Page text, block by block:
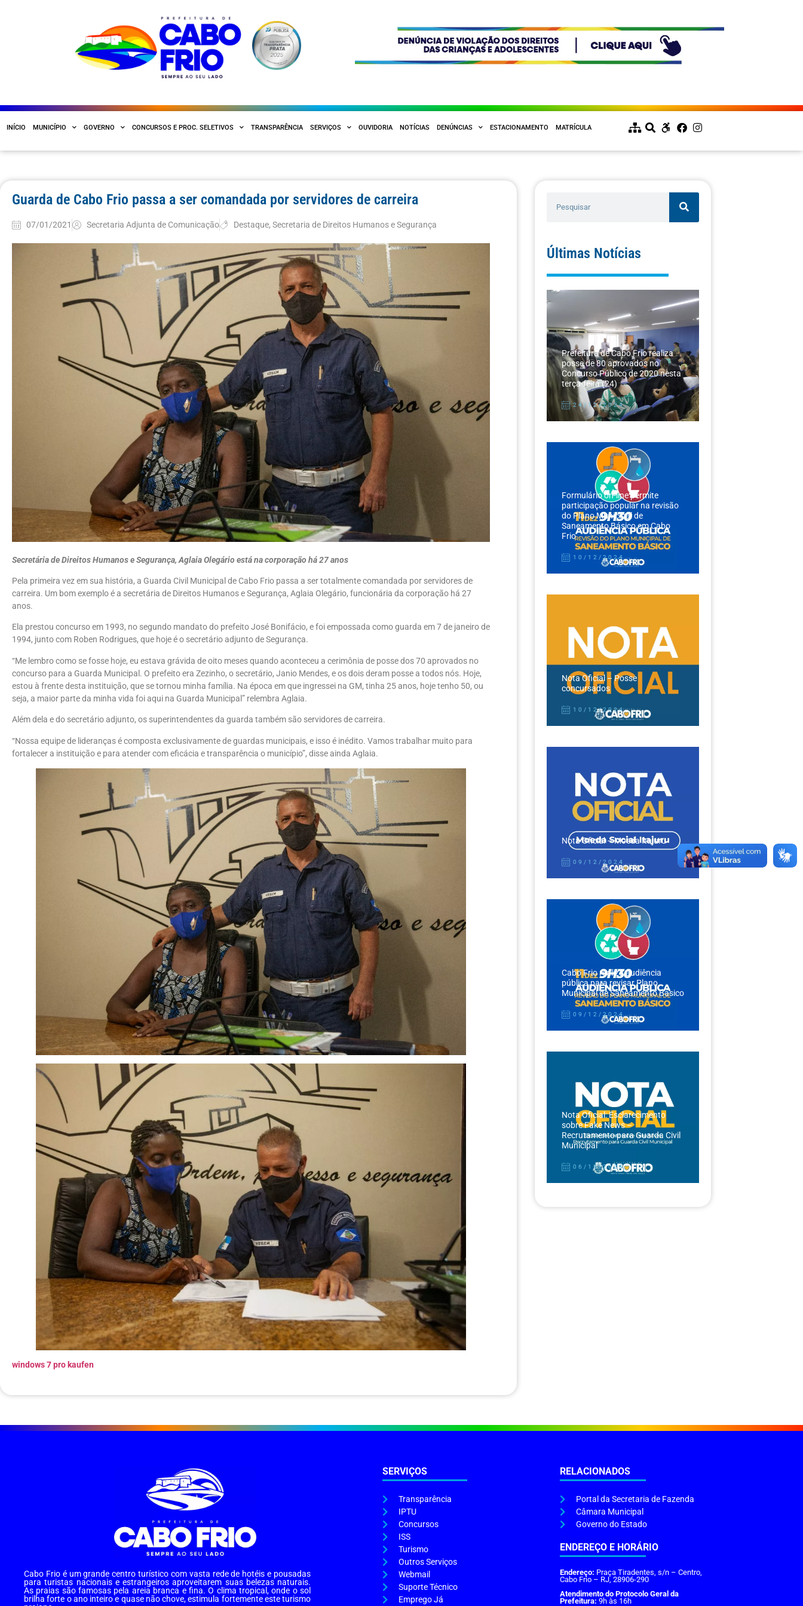
INÍCIO MUNICÍPIO GOVERNO CONCURSOS E PROC. SELETIVOS TRANSPARÊNCIA SERVIÇOS OUVIDORIA NOTÍCIAS DENÚNCIAS ESTACIONAMENTO MATRÍCULA
Guarda de Cabo Frio passa a ser comandada por servidores de carreira
07/01/2021 Secretaria Adjunta de Comunicação Destaque,Secretaria de Direitos Humanos e Segurança
Secretária de Direitos Humanos e Segurança, Aglaia Olegário está na corporação há 27 anos
Pela primeira vez em sua história, a Guarda Civil Municipal de Cabo Frio passa a ser totalmente comandada por servidores de
carreira. Um bom exemplo é a secretária de Direitos Humanos e Segurança, Aglaia Olegário, funcionária da corporação há 27
anos.
Ela prestou concurso em 1993, no segundo mandato do prefeito José Bonifácio, e foi empossada como guarda em 7 de janeiro de
1994, junto com Roben Rodrigues, que hoje é o secretário adjunto de Segurança.
“Me lembro como se fosse hoje, eu estava grávida de oito meses quando aconteceu a cerimônia de posse dos 70 aprovados no
concurso para a Guarda Municipal. O prefeito era Zezinho, o secretário, Janio Mendes, e os dois deram posse a todos nós. Hoje,
estou à frente desta instituição, que se tornou minha família. Na época em que ingressei na GM, tinha 25 anos, hoje tenho 50, ou
seja, a maior parte da minha vida foi aqui na Guarda Municipal” relembra Aglaia.
Além dela e do secretário adjunto, os superintendentes da guarda também são servidores de carreira.
“Nossa equipe de lideranças é composta exclusivamente de guardas municipais, e isso é inédito. Vamos trabalhar muito para
fortalecer a instituição e para atender com eficácia e transparência o município”, disse ainda Aglaia.
windows 7 pro kaufen
Últimas Notícias
Prefeitura de Cabo Frio realiza
posse de 80 aprovados no
Concurso Público de 2020 nesta
terça-feira (24)
24/12/2024
Formulário on-line permite
participação popular na revisão
do Plano Municipal de
Saneamento Básico em Cabo
Frio
10/12/2024
Nota Oficial – Posse
concursados
10/12/2024
Nota Oficial – Moeda Itajuru
09/12/2024
Cabo Frio realiza audiência
pública para revisar Plano
Municipal de Saneamento Básico
09/12/2024
Nota Oficial: Esclarecimento
sobre Fake News –
Recrutamento para Guarda Civil
Municipal
06/12/2024
Cabo Frio é um grande centro turístico com vasta rede de hotéis e pousadas
para turistas nacionais e estrangeiros aproveitarem suas belezas naturais.
As praias são famosas pela areia branca e fina. O clima tropical, onde o sol
brilha forte o ano inteiro e quase não chove, estimula fortemente este turismo
SERVIÇOS
Transparência
IPTU
Concursos
ISS
Turismo
Outros Serviços
Webmail
Suporte Técnico
Emprego Já
RELACIONADOS
Portal da Secretaria de Fazenda
Câmara Municipal
Governo do Estado
ENDEREÇO E HORÁRIO
Endereço: Praça Tiradentes, s/n – Centro,
Cabo Frio – RJ, 28906-290
Atendimento do Protocolo Geral da
Prefeitura: 9h às 16h